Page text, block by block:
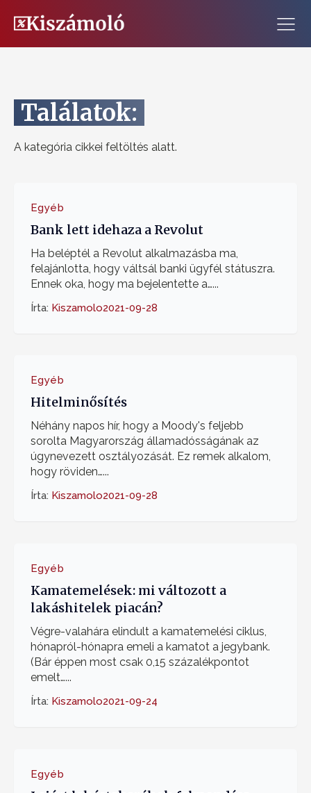
Találatok:
A kategória cikkei feltöltés alatt.
Egyéb
Bank lett idehaza a Revolut
Ha beléptél a Revolut alkalmazásba ma,
felajánlotta, hogy váltsál banki ügyfél státuszra.
Ennek oka, hogy ma bejelentette a…...
Írta: Kiszamolo2021-09-28
Egyéb
Hitelminősítés
Néhány napos hír, hogy a Moody's feljebb
sorolta Magyarország államadósságának az
úgynevezett osztályozását. Ez remek alkalom,
hogy röviden…...
Írta: Kiszamolo2021-09-28
Egyéb
Kamatemelések: mi változott a
lakáshitelek piacán?
Végre-valahára elindult a kamatemelési ciklus,
hónapról-hónapra emeli a kamatot a jegybank.
(Bár éppen most csak 0,15 százalékpontot
emelt…...
Írta: Kiszamolo2021-09-24
Egyéb